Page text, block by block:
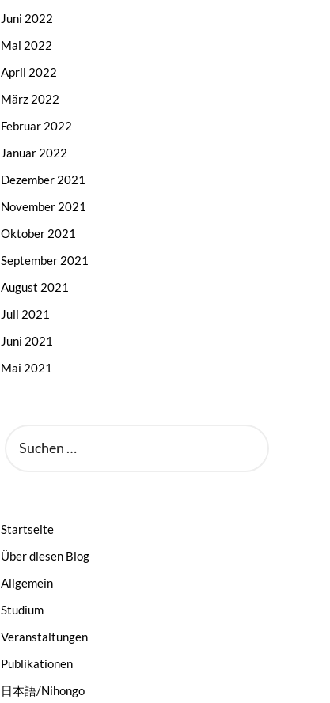
Juni 2022
Mai 2022
April 2022
März 2022
Februar 2022
Januar 2022
Dezember 2021
November 2021
Oktober 2021
September 2021
August 2021
Juli 2021
Juni 2021
Mai 2021
NACH:
Startseite
Über diesen Blog
Allgemein
Studium
Veranstaltungen
Publikationen
日本語/Nihongo